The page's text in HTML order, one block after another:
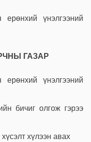
үнэлгээний
ГАЗАР
үнэлгээний
бичиг олгож гэрээ
хүлээн авах